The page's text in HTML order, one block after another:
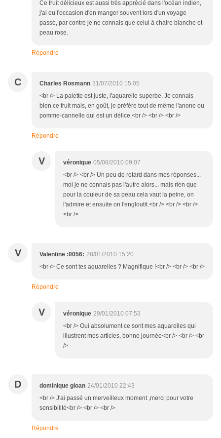
Ce fruit délicieux est aussi très apprécié dans l'océan indien,
j'ai eu l'occasion d'en manger souvent lors d'un voyage
passé, par contre je ne connais que celui à chaire blanche et
peau rose.
Répondre
C Charles Rosmann 31/07/2010 15:05
<br /> La palette est juste, l'aquarelle superbe. Je connais
bien ce fruit mais, en goût, je préfère tout de même l'anone ou
pomme-cannelle qui est un délice.<br /> <br /> <br />
Répondre
V véronique 05/08/2010 09:07
<br /> <br /> Un peu de retard dans mes réponses...
moi je ne connais pas l'autre alors... mais rien que
pour la couleur de sa peau cela vaut la peine, on
l'admire et ensuite on l'engloutit.<br /> <br /> <br />
<br />
V Valentine :0056: 28/01/2010 15:20
<br /> Ce sont tes aquarelles ? Magnifique !<br /> <br /> <br />
Répondre
V véronique 29/01/2010 07:53
<br /> Oui absolument ce sont mes aquarelles qui
illustrent mes articles, bonne journée<br /> <br /> <br
/>
D dominique gioan 24/01/2010 22:43
<br /> J'ai passé un merveilleux moment ,merci pour votre
sensibilité<br /> <br /> <br />
Répondre